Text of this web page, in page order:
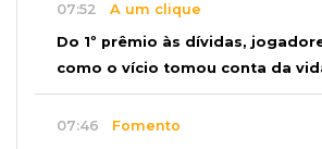
07:52 A um clique
Do 1º prêmio às dívidas,
como o vício tomou conta da
07:46 Fomento